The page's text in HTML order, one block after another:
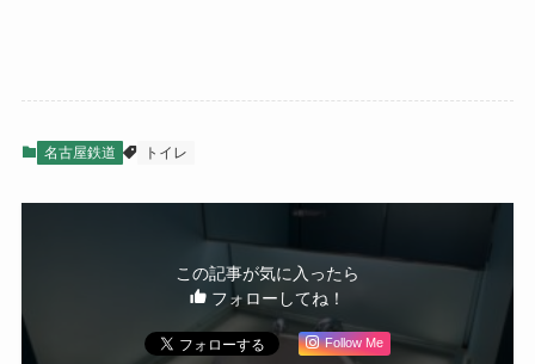
名古屋鉄道 トイレ
この記事が気に入ったら
フォローしてね！
Follow Me